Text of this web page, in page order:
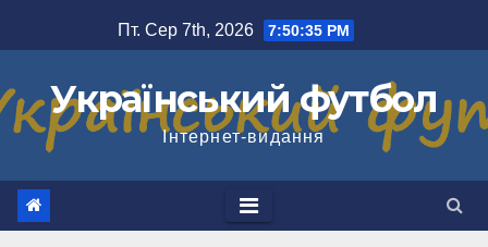
до
Пт. Сер 7th, 2026 7:50:36 PM
Український футбол
Інтернет-видання